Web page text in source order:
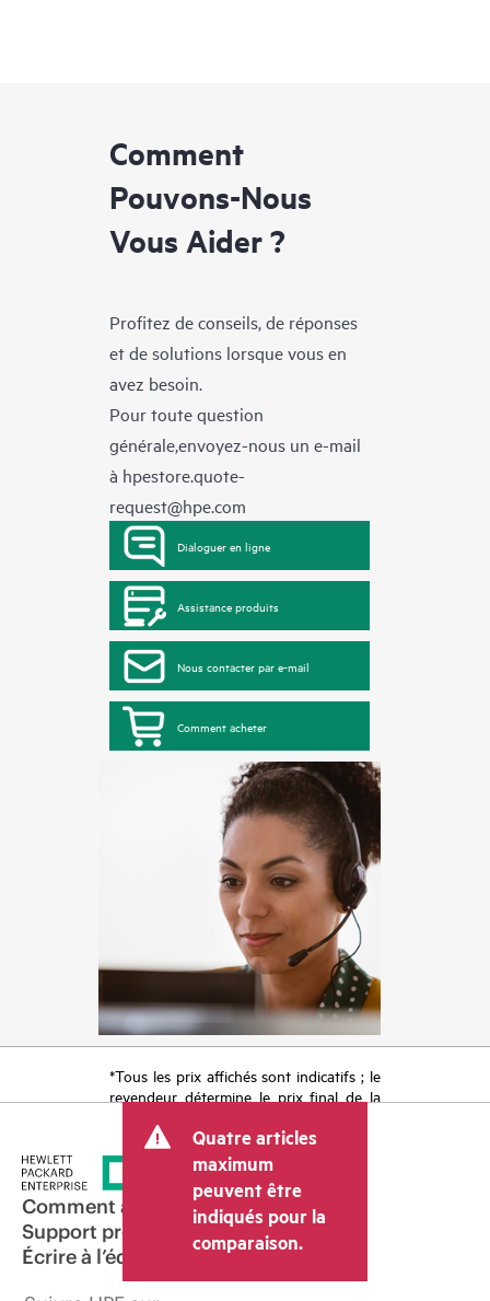
Comment
Pouvons-Nous
Vous Aider ?
Profitez de conseils, de réponses
et de solutions lorsque vous en
avez besoin.
Pour toute question
générale,envoyez-nous un e-mail
à hpestore.quote-
request@hpe.com
Dialoguer en ligne
Assistance produits
Nous contacter par e-mail
Comment acheter
*Tous les prix affichés sont indicatifs ; le
revendeur détermine le prix final de la
tels que la TVA ou les taxes sur la vente
et les frais d’expédition. Le prix de la
transaction déterminé par le revendeur
peut varier par rapport à d’autres
revendeurs et au prix indicatif affiché.
Les prix indicatifs peuvent inclure des
offres promotionnelles limitées dans le
temps. HPE se réserve le droit d’ajuster
Quatre articles
maximum
peuvent être
indiqués pour la
comparaison.
Comment acheter
Support produit
Écrire à l’équipe commerciale